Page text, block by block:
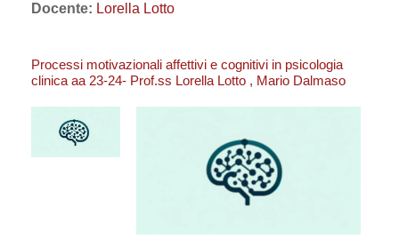
Docente: Lorella Lotto
Processi motivazionali affettivi e cognitivi in psicologia
clinica aa 23-24- Prof.ss Lorella Lotto , Mario Dalmaso